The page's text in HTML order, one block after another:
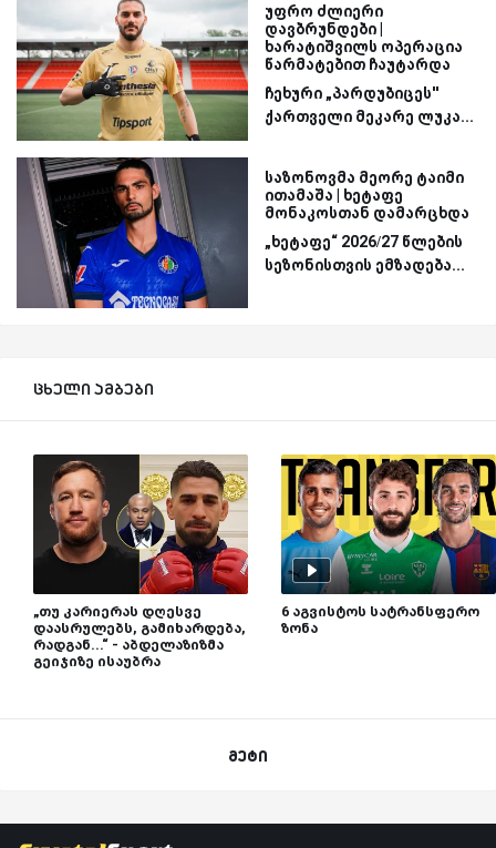
უფრო ძლიერი
დავბრუნდები |
ხარატიშვილს ოპერაცია
წარმატებით ჩაუტარდა
ჩეხური „პარდუბიცეს''
ქართველი მეკარე ლუკა...
საზონოვმა მეორე ტაიმი
ითამაშა | ხეტაფე
მონაკოსთან დამარცხდა
„ხეტაფე“ 2026/27 წლების
სეზონისთვის ემზადება...
ცხელი ამბები
„თუ კარიერას დღესვე
დაასრულებს, გამიხარდება,
რადგან...“ - აბდელაზიზმა
გეიჯიზე ისაუბრა
6 აგვისტოს სატრანსფერო
ზონა
მეტი